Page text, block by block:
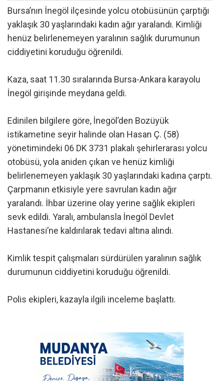
Bursa’nın İnegöl ilçesinde yolcu otobüsünün çarptığı
yaklaşık 30 yaşlarındaki kadın ağır yaralandı. Kimliği
henüz belirlenemeyen yaralının sağlık durumunun
ciddiyetini koruduğu öğrenildi.
Kaza, saat 11.30 sıralarında Bursa-Ankara karayolu
İnegöl girişinde meydana geldi.
Edinilen bilgilere göre, İnegöl’den Bozüyük
istikametine seyir halinde olan Hasan Ç. (58)
yönetimindeki 06 DK 3731 plakalı şehirlerarası yolcu
otobüsü, yola aniden çıkan ve henüz kimliği
belirlenemeyen yaklaşık 30 yaşlarındaki kadına çarptı.
Çarpmanın etkisiyle yere savrulan kadın ağır
yaralandı. İhbar üzerine olay yerine sağlık ekipleri
sevk edildi. Yaralı, ambulansla İnegöl Devlet
Hastanesi’ne kaldırılarak tedavi altına alındı.
Kimlik tespit çalışmaları sürdürülen yaralının sağlık
durumunun ciddiyetini koruduğu öğrenildi.
Polis ekipleri, kazayla ilgili inceleme başlattı.